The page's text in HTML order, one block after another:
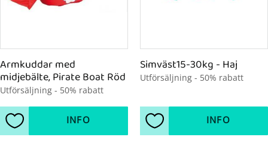
Armkuddar med
midjebälte, Pirate Boat Röd
Utförsäljning - 50% rabatt
Lägg till i favoriter
INFO
Simväst15-30kg - Haj
Utförsäljning - 50% rabatt
Lägg till i favoriter
INFO